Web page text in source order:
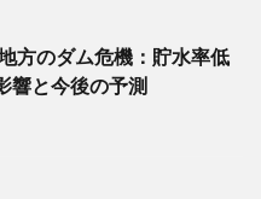
のダム危機：貯水率低
響と今後の予測